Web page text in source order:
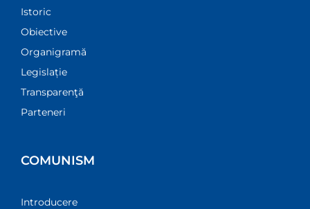
Istoric
Obiective
Organigramă
Legislație
Transparenţă
Parteneri
COMUNISM
Introducere